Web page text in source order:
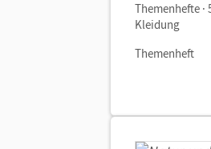
Themenhefte
Kleidung
Themenheft